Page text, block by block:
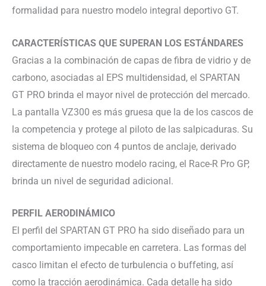
formalidad para nuestro modelo integral deportivo GT.
CARACTERÍSTICAS QUE SUPERAN LOS ESTÁNDARES
Gracias a la combinación de capas de fibra de vidrio y de
carbono, asociadas al EPS multidensidad, el SPARTAN
GT PRO brinda el mayor nivel de protección del mercado.
La pantalla VZ300 es más gruesa que la de los cascos de
la competencia y protege al piloto de las salpicaduras. Su
sistema de bloqueo con 4 puntos de anclaje, derivado
directamente de nuestro modelo racing, el Race-R Pro GP,
brinda un nivel de seguridad adicional.
PERFIL AERODINÁMICO
El perfil del SPARTAN GT PRO ha sido diseñado para un
comportamiento impecable en carretera. Las formas del
casco limitan el efecto de turbulencia o buffeting, así
como la tracción aerodinámica. Cada detalle ha sido